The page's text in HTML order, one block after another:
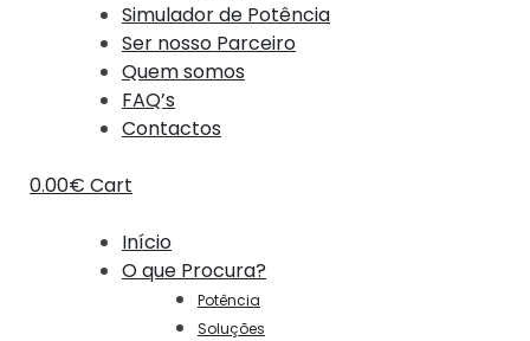
Simulador de Potência
Ser nosso Parceiro
Quem somos
FAQ’s
Contactos
0.00€ Cart
Início
O que Procura?
Potência
Soluções